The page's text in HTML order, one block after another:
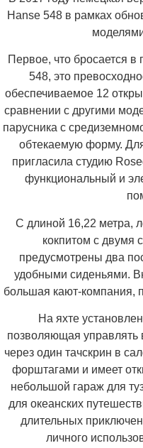
Hanse 548 в рамках
Первое, что бросается в
548, это
обеспечиваемое 12
сравнении с другими
парусника с
обтекаемую форму.
пригласила студию
функциональный и
С длиной 16,22 метра,
кокпитом с двумя
предусмотрены два
удобными сиденьями.
большая кают-компания,
На яхте
позволяющая управлять
через один тачскрин в
форштагами и имеет
небольшой гараж для
для океанских
длительных
личного